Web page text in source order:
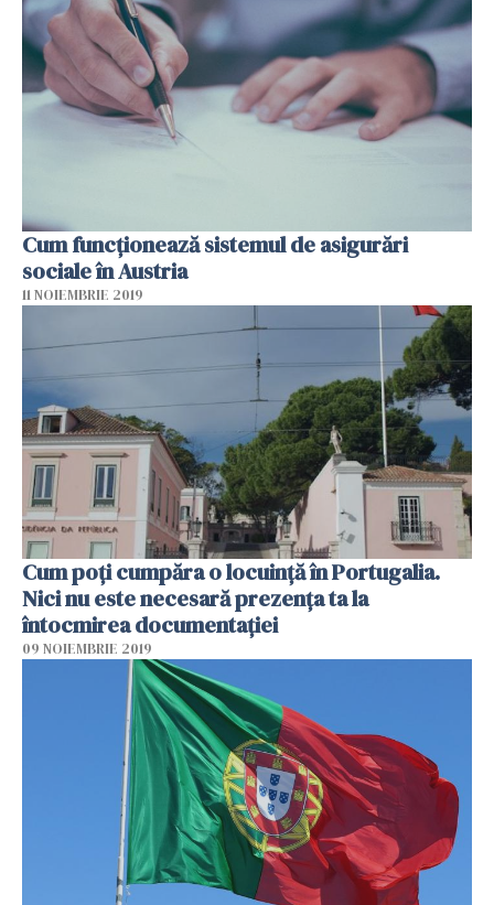
Cum funcționează sistemul de asigurări
sociale în Austria
11 NOIEMBRIE 2019
Cum poți cumpăra o locuință în Portugalia.
Nici nu este necesară prezența ta la
întocmirea documentației
09 NOIEMBRIE 2019